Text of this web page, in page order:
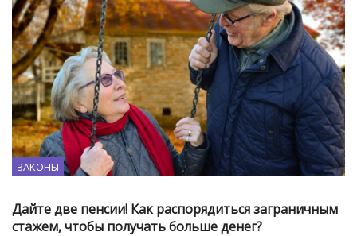
ЗАКОНЫ
Дайте две пенсии! Как распорядиться заграничным
стажем, чтобы получать больше денег?